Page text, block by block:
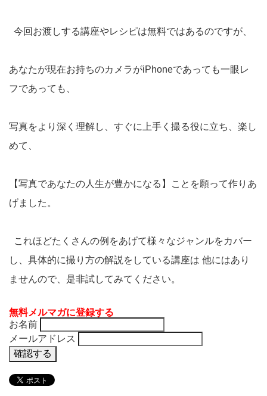
今回お渡しする講座やレシピは無料ではあるのですが、
あなたが現在お持ちのカメラがiPhoneであっても一眼レ
フであっても、
写真をより深く理解し、すぐに上手く撮る役に立ち、楽し
めて、
【写真であなたの人生が豊かになる】ことを願って作りあ
げました。
これほどたくさんの例をあげて様々なジャンルをカバー
し、具体的に撮り方の解説をしている講座は 他にはあり
ませんので、是非試してみてください。
無料メルマガに登録する
お名前
メールアドレス